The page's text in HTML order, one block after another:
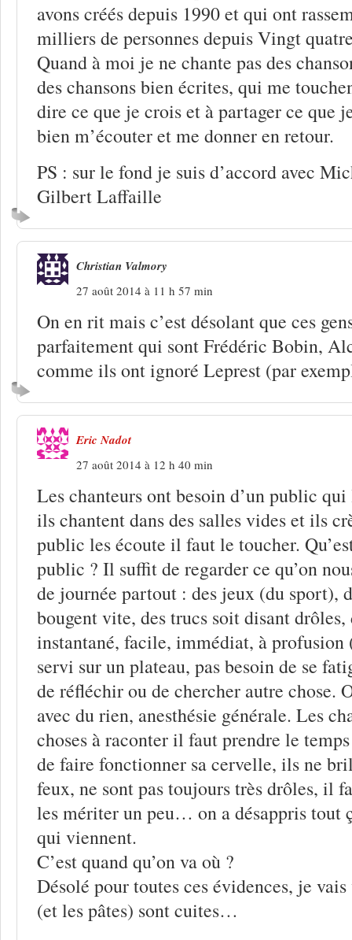
avons créés depuis 1990 et qui ont
milliers de personnes depuis Vingt
Quand à moi je ne chante pas des
des chansons bien écrites, qui me
dire ce que je crois et à partager ce que
bien m’écouter et me donner en retour.
PS : sur le fond je suis d’accord avec
Gilbert Laffaille
Christian Valmory
27 août 2014 à 11 h 57 min
On en rit mais c’est désolant que ces
parfaitement qui sont Frédéric Bobin,
comme ils ont ignoré Leprest (par
Eric Nadot
27 août 2014 à 12 h 40 min
Les chanteurs ont besoin d’un public
ils chantent dans des salles vides et ils
public les écoute il faut le toucher.
public ? Il suffit de regarder ce qu’on
de journée partout : des jeux (du sport),
bougent vite, des trucs soit disant
instantané, facile, immédiat, à
servi sur un plateau, pas besoin de se
de réfléchir ou de chercher autre chose.
avec du rien, anesthésie générale. Les
choses à raconter il faut prendre le
de faire fonctionner sa cervelle, ils ne
feux, ne sont pas toujours très drôles, il
les mériter un peu… on a désappris tout
qui viennent.
C’est quand qu’on va où ?
Désolé pour toutes ces évidences, je
(et les pâtes) sont cuites…